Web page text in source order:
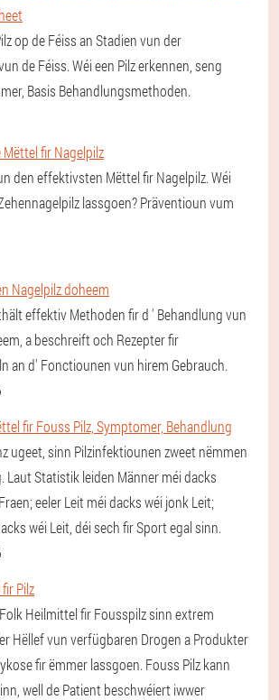
op de Féiss an Stadien vun der
de Féiss. Wéi een Pilz erkennen, seng
Basis Behandlungsmethoden.
fir Nagelpilz
den effektivsten Mëttel fir Nagelpilz. Wéi
lassgoen? Präventioun vum
Nagelpilz doheem
effektiv Methoden fir d ' Behandlung vun
a beschreift och Rezepter fir
an d' Fonctiounen vun hirem Gebrauch.
fir Fouss Pilz, Symptomer, Behandlung
ugeet, sinn Pilzinfektiounen zweet nëmmen
Laut Statistik leiden Männer méi dacks
eeler Leit méi dacks wéi jonk Leit;
wéi Leit, déi sech fir Sport egal sinn.
Pilz
Heilmittel fir Fousspilz sinn extrem
Hëllef vun verfügbaren Drogen a Produkter
fir ëmmer lassgoen. Fouss Pilz kann
well de Patient beschwéiert iwwer